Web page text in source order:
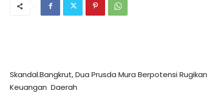
Skandal.Bangkrut, Dua Prusda Mura Berpotensi Rugikan
Keuangan Daerah